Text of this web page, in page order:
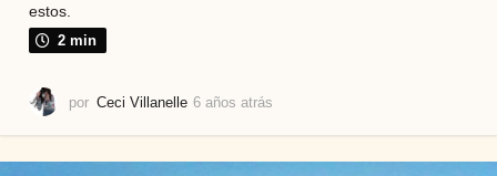
estos.
2 min
por Ceci Villanelle 6 años atrás
o